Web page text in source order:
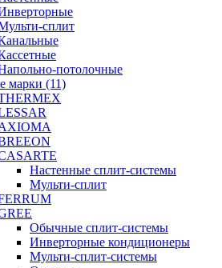
сплит
потолочные
марки (11)
Настенные сплит-системы
Мульти-сплит
Обычные сплит-системы
Инверторные кондиционеры
Мульти-сплит-системы